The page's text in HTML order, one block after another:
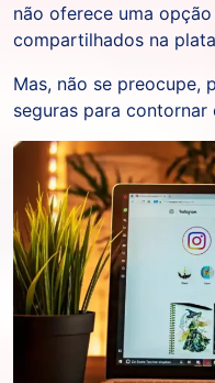
não oferece uma
compartilhados na
Mas, não se preocupe,
seguras para contornar